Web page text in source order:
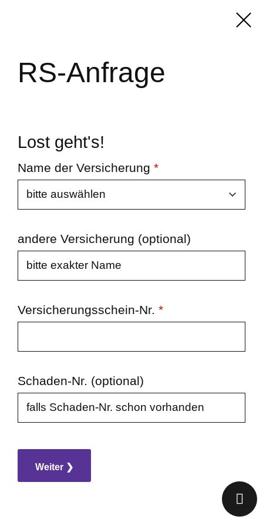
RS-Anfrage
Lost geht's!
Name der Versicherung*
andere Versicherung (optional)
Versicherungsschein-Nr.*
Schaden-Nr. (optional)
Weiter ❯